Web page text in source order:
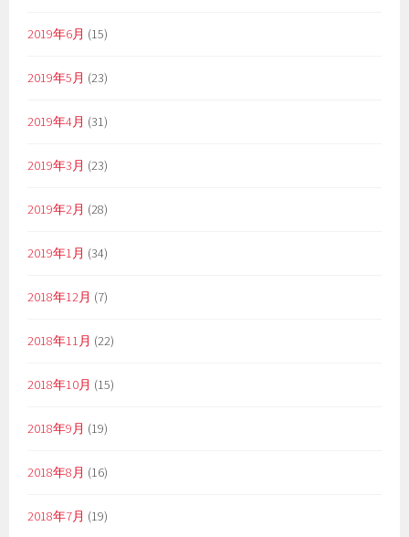
2019年6月 (15)
2019年5月 (23)
2019年4月 (31)
2019年3月 (23)
2019年2月 (28)
2019年1月 (34)
2018年12月 (7)
2018年11月 (22)
2018年10月 (15)
2018年9月 (19)
2018年8月 (16)
2018年7月 (19)